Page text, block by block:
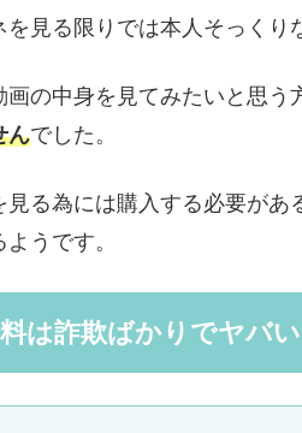
を見る限りでは本人そっくり
画の中身を見てみたいと思う
んでした。
見る為には購入する必要が
うです。
は詐欺ばかりでヤバい